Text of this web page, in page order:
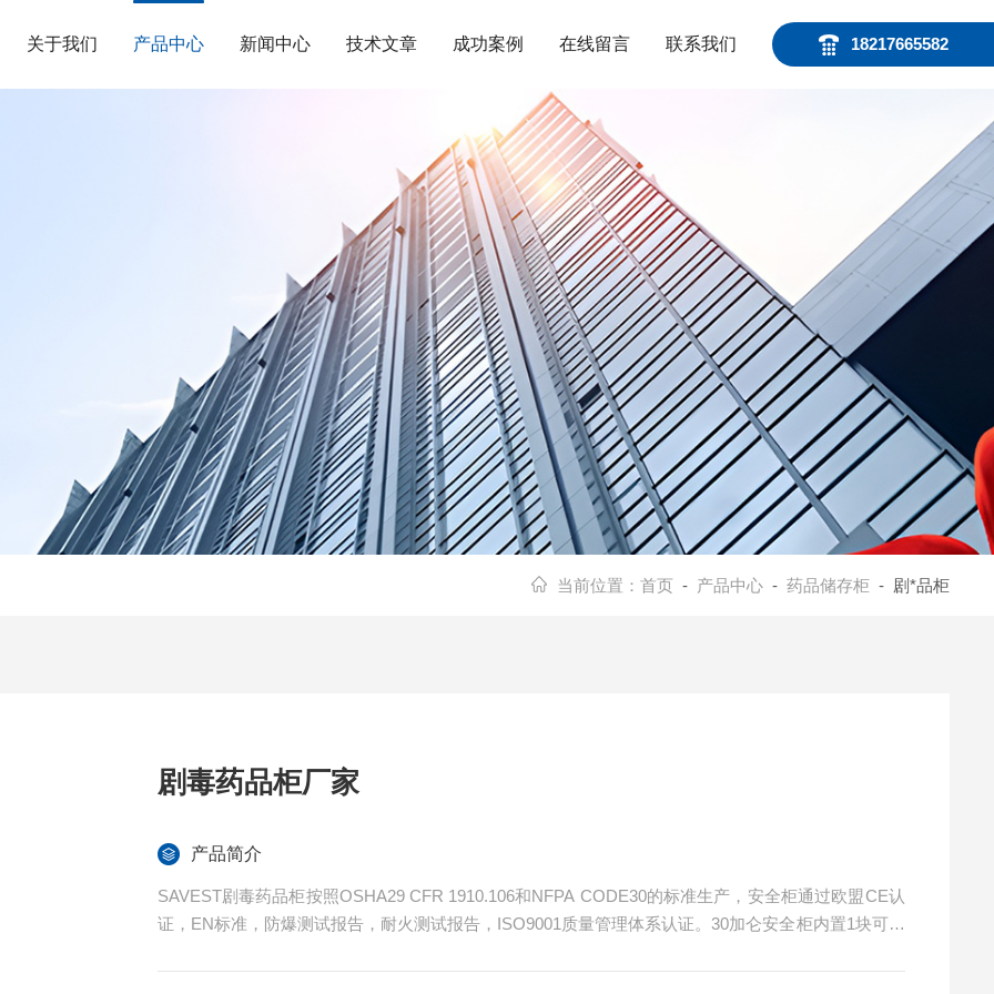
18217665582
关于我们 产品中心 新闻中心 技术文章 成功案例 在线留言 联系我们
当前位置： 首页 - 产品中心- 药品储存柜- 剧*品柜
剧毒药品柜厂家
产品简介
SAVEST剧毒药品柜按照OSHA29 CFR 1910.106和NFPA CODE30的标准生产，安全柜通过欧盟CE认
证，EN标准，防爆测试报告，耐火测试报告，ISO9001质量管理体系认证。30加仑安全柜内置1块可调